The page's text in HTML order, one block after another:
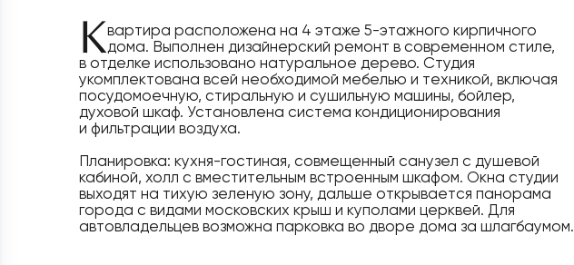
Квартира расположена на 4 этаже 5-этажного кирпичного
дома. Выполнен дизайнерский ремонт в современном стиле,
в отделке использовано натуральное дерево. Студия
укомплектована всей необходимой мебелью и техникой, включая
посудомоечную, стиральную и сушильную машины, бойлер,
духовой шкаф. Установлена система кондиционирования
и фильтрации воздуха.
Планировка: кухня-гостиная, совмещенный санузел с душевой
кабиной, холл с вместительным встроенным шкафом. Окна студии
выходят на тихую зеленую зону, дальше открывается панорама
города с видами московских крыш и куполами церквей. Для
автовладельцев возможна парковка во дворе дома за шлагбаумом.